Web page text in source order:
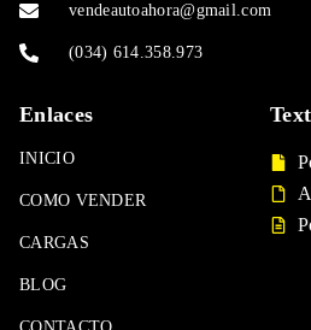
vendeautoahora@gmail.com
(034) 614.358.973
Enlaces
INICIO
COMO VENDER
CARGAS
BLOG